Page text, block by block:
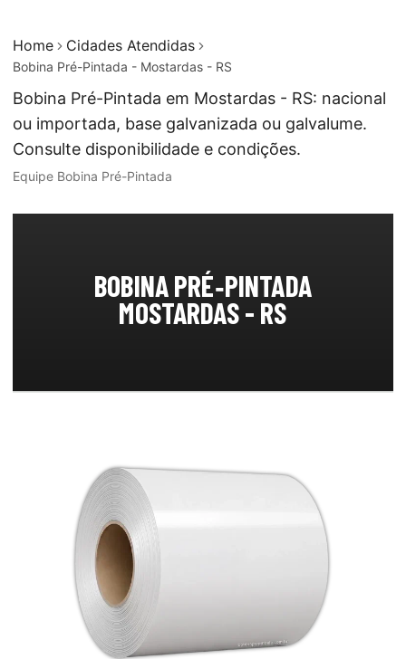
Home Cidades Atendidas
Bobina Pré-Pintada - Mostardas - RS
Bobina Pré-Pintada em Mostardas - RS: nacional
ou importada, base galvanizada ou galvalume.
Consulte disponibilidade e condições.
Equipe Bobina Pré-Pintada
BOBINA PRÉ‑PINTADA
MOSTARDAS - RS